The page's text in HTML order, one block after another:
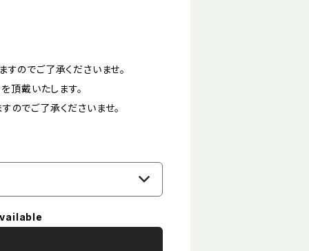
のでご了承くださいませ。
戴いたします。
でご了承くださいませ。